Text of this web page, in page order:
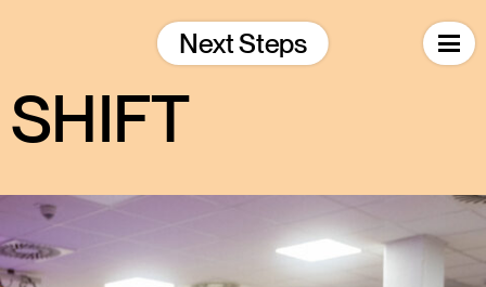
Next Steps
SHIFT